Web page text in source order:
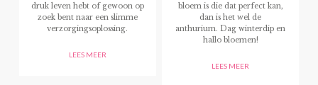
druk leven hebt of gewoon op
zoek bent naar een slimme
verzorgingsoplossing.
LEES MEER
bloem is die dat perfect kan,
dan is het wel de
anthurium. Dag winterdip en
hallo bloemen!
LEES MEER